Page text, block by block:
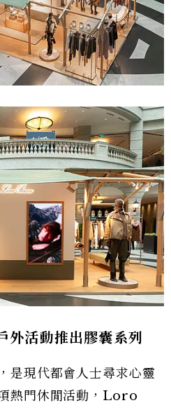
外活動推出膠囊系列
是現代都會人士尋求心靈
熱門休閒活動，Loro